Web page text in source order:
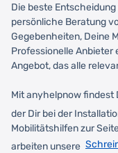
Die beste
persönliche Beratung
Gegebenheiten, Deine
Professionelle Anbieter
Angebot, das alle
Mit anyhelpnow findest
der Dir bei der
Mobilitätshilfen zur
arbeiten unsere